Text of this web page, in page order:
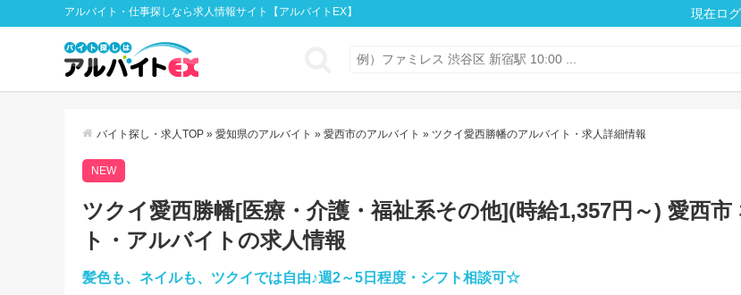
アルバイト・仕事探しなら求人情報サイト【アルバイトEX】 現在ロ
バイト探し・求人TOP » 愛知県のアルバイト » 愛西市のアルバイト » ツクイ愛西勝幡のアルバイト・求人詳細情報
NEW
ツクイ愛西勝幡[医療・介護・福祉系その他](時給1,357円～) 愛西市
ト・アルバイトの求人情報
髪色も、ネイルも、ツクイでは自由♪週2～5日程度・シフト相談可☆